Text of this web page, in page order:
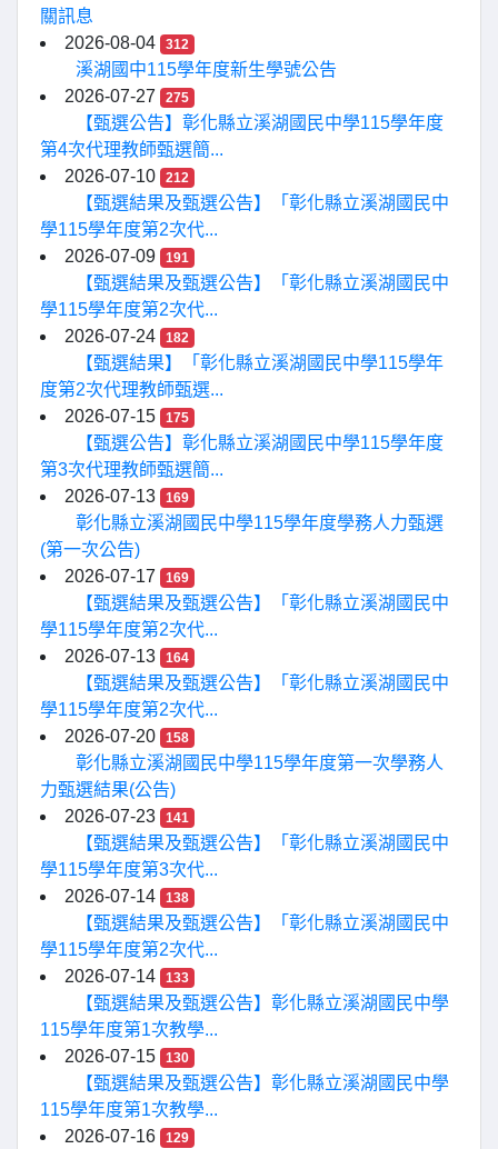
關訊息
2026-08-04
312
溪湖國中115學年度新生學號公告
2026-07-27
275
【甄選公告】彰化縣立溪湖國民中學115學年度
第4次代理教師甄選簡...
2026-07-10
212
【甄選結果及甄選公告】「彰化縣立溪湖國民中
學115學年度第2次代...
2026-07-09
191
【甄選結果及甄選公告】「彰化縣立溪湖國民中
學115學年度第2次代...
2026-07-24
182
【甄選結果】「彰化縣立溪湖國民中學115學年
度第2次代理教師甄選...
2026-07-15
175
【甄選公告】彰化縣立溪湖國民中學115學年度
第3次代理教師甄選簡...
2026-07-13
169
彰化縣立溪湖國民中學115學年度學務人力甄選
(第一次公告)
2026-07-17
169
【甄選結果及甄選公告】「彰化縣立溪湖國民中
學115學年度第2次代...
2026-07-13
164
【甄選結果及甄選公告】「彰化縣立溪湖國民中
學115學年度第2次代...
2026-07-20
158
彰化縣立溪湖國民中學115學年度第一次學務人
力甄選結果(公告)
2026-07-23
141
【甄選結果及甄選公告】「彰化縣立溪湖國民中
學115學年度第3次代...
2026-07-14
138
【甄選結果及甄選公告】「彰化縣立溪湖國民中
學115學年度第2次代...
2026-07-14
133
【甄選結果及甄選公告】彰化縣立溪湖國民中學
115學年度第1次教學...
2026-07-15
130
【甄選結果及甄選公告】彰化縣立溪湖國民中學
115學年度第1次教學...
2026-07-16
129